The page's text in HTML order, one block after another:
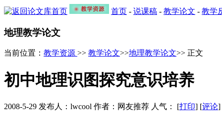
首页 - 说课稿 - 教学论文 - 教学
地理教学论文
当前位置： 教学资源 >> 教学论文>>地理教学论文>> 正文
初中地理识图探究意识培养
2008-5-29 发布人：lwcool 作者：网友推荐 人气： [打印] [评论]